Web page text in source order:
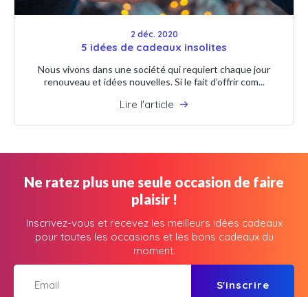
2 déc. 2020
5 idées de cadeaux insolites
Nous vivons dans une société qui requiert chaque jour
renouveau et idées nouvelles. Si le fait d’offrir com...
Lire l'article
Ne ratez plus une seule occasion de faire
plaisir !
Inscrivez-vous et recevez les meilleurs idées cadeaux
pour toutes les occasions et les bons cadeaux du
moment.
S'inscrire